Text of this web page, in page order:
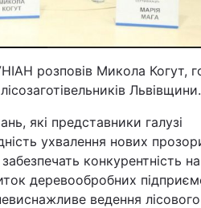
Статті
Думки
Вакансії
розповів Микола Когут,
Львівщини.
які представники галузі
ухвалення нових
конкурентність на
деревообробних
ведення лісового